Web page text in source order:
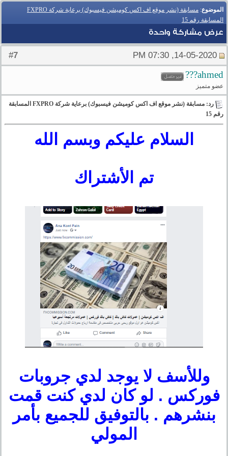
الموضوع:
مسابقة (نشر موقع اف اكس كوميشن فيسبوك) برعاية شركة FXPRO
المسابقة رقم 15
عرض مشاركة واحدة
7
ahmed???
عضو متميز
رد: مسابقة (نشر موقع اف اكس كوميشن فيسبوك) برعاية شركة FXPRO المسابقة
رقم 15
السلام عليكم وبسم الله
تم الأشتراك
وللأسف لا يوجد لدي جروبات
فوركس . لو كان لدي كنت قمت
بنشرهم . بالتوفيق للجميع بأمر
المولي